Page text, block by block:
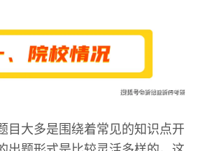
目大多是围绕着常见的知识点开